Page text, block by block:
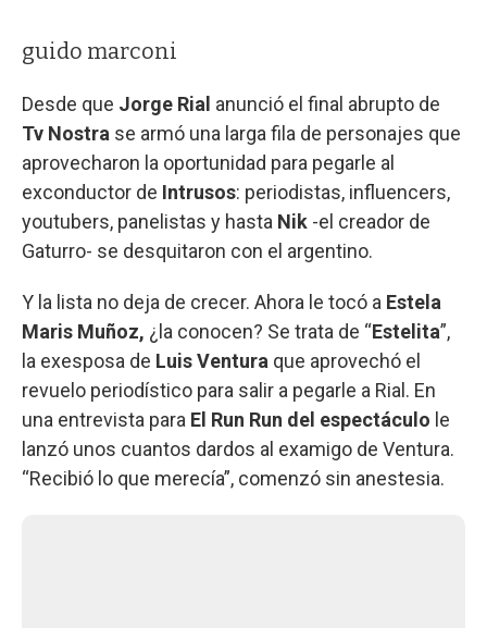
guido marconi
Desde que Jorge Rial anunció el final abrupto de
Tv Nostra se armó una larga fila de personajes que
aprovecharon la oportunidad para pegarle al
exconductor de Intrusos: periodistas, influencers,
youtubers, panelistas y hasta Nik -el creador de
Gaturro- se desquitaron con el argentino.
Y la lista no deja de crecer. Ahora le tocó a Estela
Maris Muñoz, ¿la conocen? Se trata de “Estelita”,
la exesposa de Luis Ventura que aprovechó el
revuelo periodístico para salir a pegarle a Rial. En
una entrevista para El Run Run del espectáculo le
lanzó unos cuantos dardos al examigo de Ventura.
“Recibió lo que merecía”, comenzó sin anestesia.